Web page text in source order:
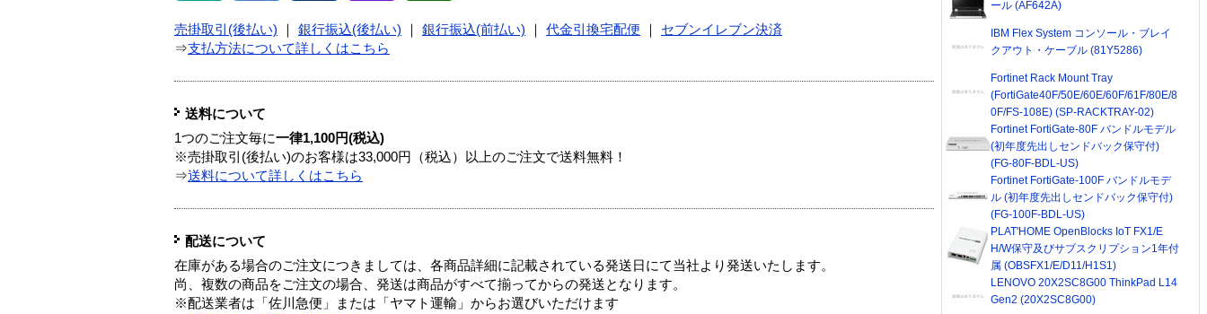
売掛取引(後払い) 銀行振込(後払い) 銀行振込(前払い) 代金引換宅配便
セブンイレブン決済
⇒支払方法について詳しくはこちら
送料について
1つのご注文毎に一律1,100円(税込)
※売掛取引(後払い)のお客様は33,000円（税込）以上のご注文で送料無料！
⇒送料について詳しくはこちら
配送について
在庫がある場合のご注文につきましては、各商品詳細に記載されている発送日にて当社より発送いたします。
尚、複数の商品をご注文の場合、発送は商品がすべて揃ってからの発送となります。
※配送業者は「佐川急便」または「ヤマト運輸」からお選びいただけます
ール (AF642A)
IBM Flex System コンソール・ブレイ
クアウト・ケーブル (81Y5286)
Fortinet Rack Mount Tray
(FortiGate40F/50E/60E/60F/61F/80E/8
0F/FS-108E) (SP-RACKTRAY-02)
Fortinet FortiGate-80F バンドルモデル
(初年度先出しセンドバック保守付)
(FG-80F-BDL-US)
Fortinet FortiGate-100F バンドルモデ
ル (初年度先出しセンドバック保守付)
(FG-100F-BDL-US)
PLAT'HOME OpenBlocks IoT FX1/E
H/W保守及びサブスクリプション1年付
属 (OBSFX1/E/D11/H1S1)
LENOVO 20X2SC8G00 ThinkPad L14
Gen2 (20X2SC8G00)